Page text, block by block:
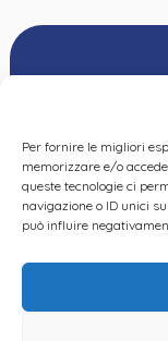
Per fornire le migliori
memorizzare e/o
queste tecnologie ci
navigazione o ID unici
può influire
Privacy Policy|
Policy|